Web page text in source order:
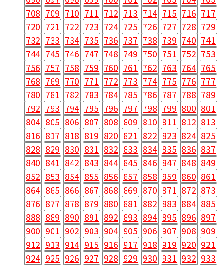
708 709 710 711 712 713 714 715 716 717
720 721 722 723 724 725 726 727 728 729
732 733 734 735 736 737 738 739 740 741
744 745 746 747 748 749 750 751 752 753
756 757 758 759 760 761 762 763 764 765
768 769 770 771 772 773 774 775 776 777
780 781 782 783 784 785 786 787 788 789
792 793 794 795 796 797 798 799 800 801
804 805 806 807 808 809 810 811 812 813
816 817 818 819 820 821 822 823 824 825
828 829 830 831 832 833 834 835 836 837
840 841 842 843 844 845 846 847 848 849
852 853 854 855 856 857 858 859 860 861
864 865 866 867 868 869 870 871 872 873
876 877 878 879 880 881 882 883 884 885
888 889 890 891 892 893 894 895 896 897
900 901 902 903 904 905 906 907 908 909
912 913 914 915 916 917 918 919 920 921
924 925 926 927 928 929 930 931 932 933